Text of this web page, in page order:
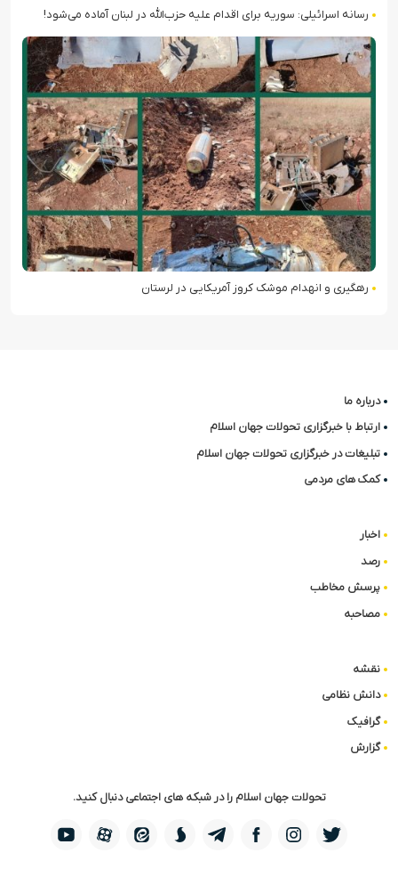
رسانه اسرائیلی: سوریه برای اقدام علیه حزب‌الله در لبنان آماده می‌شود!
رهگیری و انهدام موشک کروز آمریکایی در لرستان
درباره ما
ارتباط با خبرگزاری تحولات جهان اسلام
تبلیغات در خبرگزاری تحولات جهان اسلام
کمک های مردمی
اخبار
رصد
پرسش مخاطب
مصاحبه
نقشه
دانش نظامی
گرافیک
گزارش
تحولات جهان اسلام را در شبکه های اجتماعی دنبال کنید.